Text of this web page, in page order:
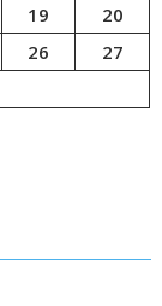
19
20
26
27